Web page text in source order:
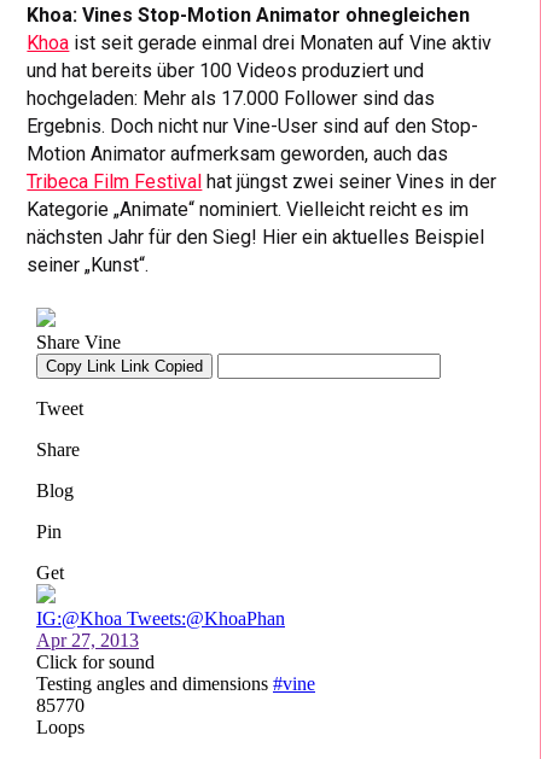
Khoa: Vines Stop-Motion Animator ohnegleichen
Khoa ist seit gerade einmal drei Monaten auf Vine aktiv
und hat bereits über 100 Videos produziert und
hochgeladen: Mehr als 17.000 Follower sind das
Ergebnis. Doch nicht nur Vine-User sind auf den Stop-
Motion Animator aufmerksam geworden, auch das
Tribeca Film Festival hat jüngst zwei seiner Vines in der
Kategorie „Animate“ nominiert. Vielleicht reicht es im
nächsten Jahr für den Sieg! Hier ein aktuelles Beispiel
seiner „Kunst“.